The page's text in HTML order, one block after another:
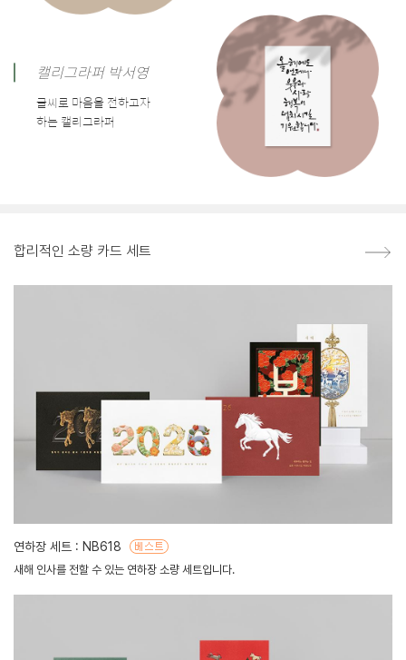
캘리그라퍼 박서영
글씨로 마음을 전하고자
하는 캘리그라퍼
합리적인 소량 카드 세트
연하장 세트 : NB618
새해 인사를 전할 수 있는 연하장 소량 세트입니다.